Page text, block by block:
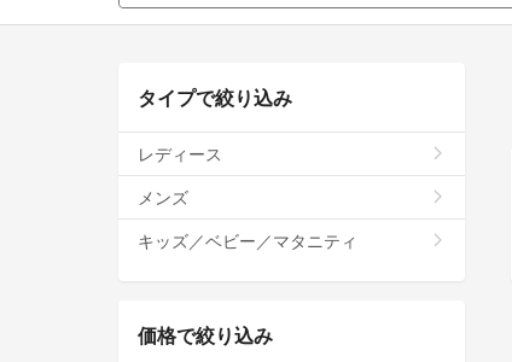
タイプで絞り込み
レディース
メンズ
キッズ／ベビー／マタニティ
価格で絞り込み